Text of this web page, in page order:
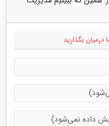
درمیان بگذارید